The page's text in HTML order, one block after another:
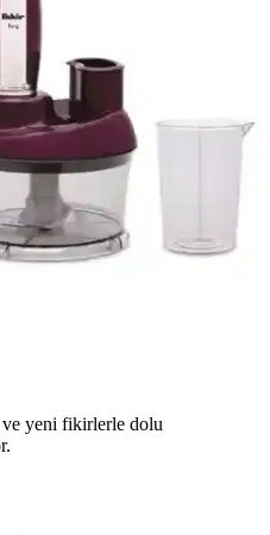
ve yeni fikirlerle dolu